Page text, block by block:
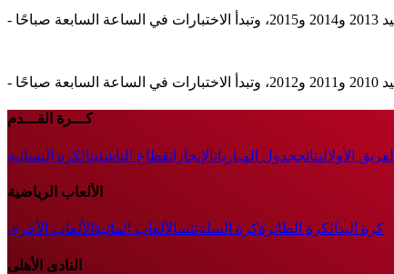
كـــرة القـــدم
الفريق الأولالنتائججدول المبارياتالإنجازاتقطاع الناشئينالكرة النسائية
الألعاب الرياضية
كرة اليد الكرة الطائرةكرة السلةتنسالألعاب المائية الألعاب الأخرى
النادى الأهلى